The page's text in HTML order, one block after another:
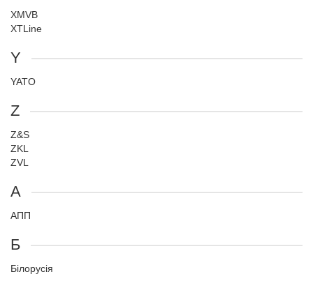
XMVB
XTLine
Y
YATO
Z
Z&S
ZKL
ZVL
А
АПП
Б
Білорусія